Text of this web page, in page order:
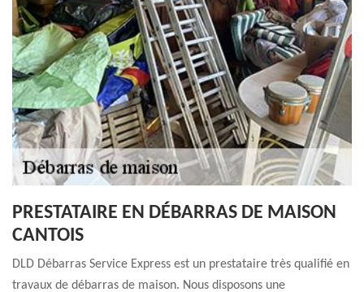
PRESTATAIRE EN DÉBARRAS DE MAISON
CANTOIS
DLD Débarras Service Express est un prestataire très qualifié en
travaux de débarras de maison. Nous disposons une